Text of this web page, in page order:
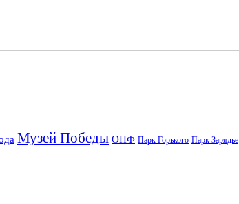
Музей Победы ОНФ Парк Горького Парк Зарядье